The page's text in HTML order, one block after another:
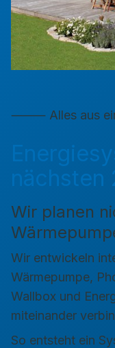
⸻ Alles aus
nächsten
Wir planen
Wir entwickeln
Wärmepumpe,
Wallbox und
miteinander
So entsteht ein